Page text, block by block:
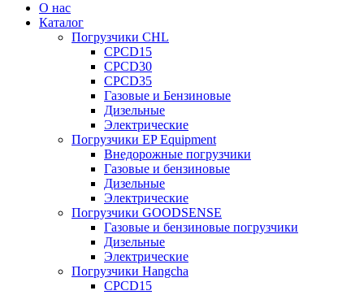
О нас
Каталог
Погрузчики CHL
CPCD15
CPCD30
CPCD35
Газовые и Бензиновые
Дизельные
Электрические
Погрузчики EP Equipment
Внедорожные погрузчики
Газовые и бензиновые
Дизельные
Электрические
Погрузчики GOODSENSE
Газовые и бензиновые погрузчики
Дизельные
Электрические
Погрузчики Hangcha
CPCD15